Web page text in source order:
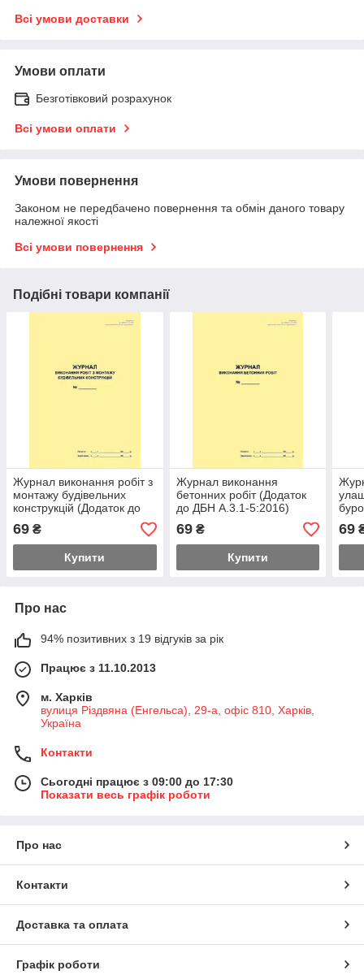
Всі умови доставки
Умови оплати
Безготівковий розрахунок
Всі умови оплати
Умови повернення
Законом не передбачено повернення та обмін даного товару
належної якості
Всі умови повернення
Подібні товари компанії
Журнал виконання робіт з
монтажу будівельних
конструкцій (Додаток до
ДБН А.3.1-5:2016)
69 ₴
Купити
Журнал виконання
бетонних робіт (Додаток
до ДБН А.3.1-5:2016)
69₴
Купити
69
Про нас
94% позитивних з 19 відгуків за рік
Працює з 11.10.2013
м. Харків
вулиця Різдвяна (Енгельса), 29-а, офіс 810, Харків,
Україна
Контакти
Сьогодні працює з 09:00 до 17:30
Показати весь графік роботи
Про нас
Контакти
Доставка та оплата
Графік роботи